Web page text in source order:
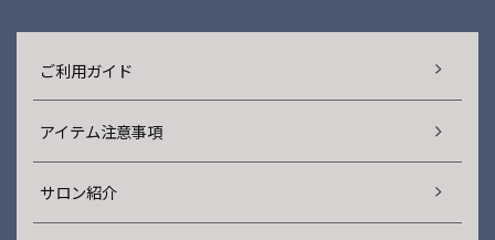
ご利用ガイド
アイテム注意事項
サロン紹介